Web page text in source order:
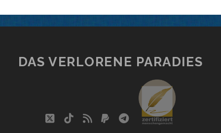
DAS VERLORENE PARADIES
twitter
tiktokrss paypaltelegram